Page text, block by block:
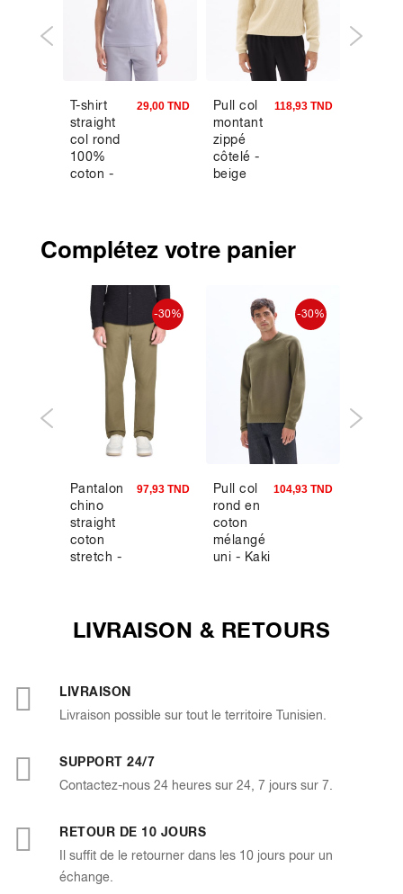
T-shirt
straight
col rond
100%
coton -
29,00 TND
Pull col
montant
zippé
côtelé -
beige
118,93 TND
Complétez votre panier
-30%
Pantalon
chino
straight
coton
stretch -
97,93 TND
-30%
Pull col
rond en
coton
mélangé
uni - Kaki
104,93 TND
LIVRAISON & RETOURS
LIVRAISON
Livraison possible sur tout le territoire Tunisien.
SUPPORT 24/7
Contactez-nous 24 heures sur 24, 7 jours sur 7.
RETOUR DE 10 JOURS
Il suffit de le retourner dans les 10 jours pour un
échange.